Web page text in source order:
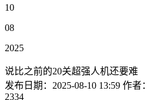
10
08
2025
说比之前的20关超强人机还要难
发布日期： 2025-08-10 13:59 作者：
2334